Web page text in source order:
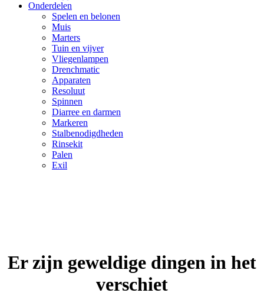
Onderdelen
Spelen en belonen
Muis
Marters
Tuin en vijver
Vliegenlampen
Drenchmatic
Apparaten
Resoluut
Spinnen
Diarree en darmen
Markeren
Stalbenodigdheden
Rinsekit
Palen
Exil
Er zijn geweldige dingen in het
verschiet